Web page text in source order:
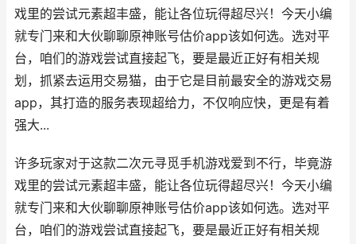
戏里的尝试元素超丰盛，能让各位玩得超尽兴！今天小编
就专门来和大伙聊聊原神账号估价app该如何选。选对平
台，咱们的游戏尝试直接起飞，要是最近正好有相关规
划，抓紧去运用交易猫，由于它是目前最安全的游戏交易
app，其打造的服务表现超给力，不仅响应快，更是有着
强大...
许多玩家对于这款二次元寻觅手机游戏爱到不行，毕竟游
戏里的尝试元素超丰盛，能让各位玩得超尽兴！今天小编
就专门来和大伙聊聊原神账号估价app该如何选。选对平
台，咱们的游戏尝试直接起飞，要是最近正好有相关规